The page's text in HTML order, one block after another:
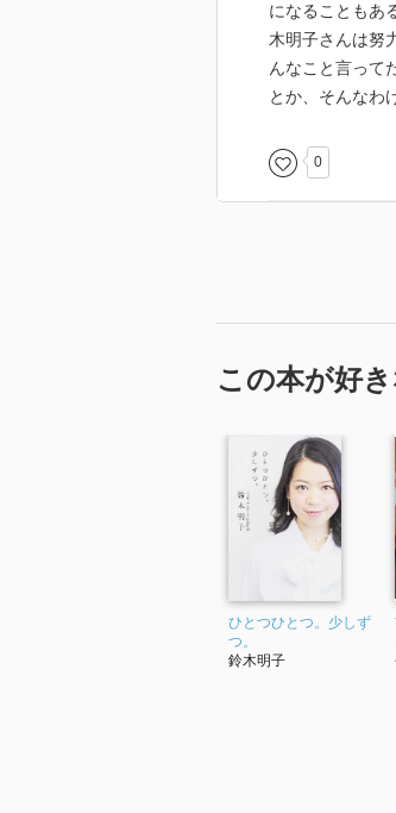
になることもあ
木明子さんは努
んなこと言って
とか、そんなわ
0
この本が好
ひとつひとつ。少しず
つ。
鈴木明子